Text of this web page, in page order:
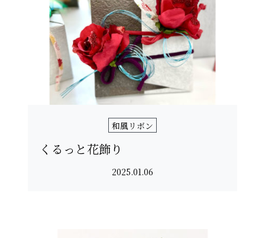
和風リボン
くるっと花飾り
2025.01.06